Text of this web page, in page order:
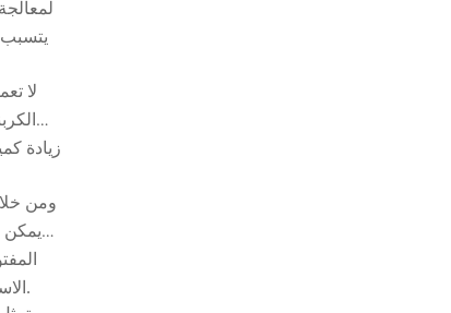
يتسبب
لا
يمكن
الاستخدام المفرط قد يزيد من معدل الخلايا المغلقة. ومن الضروري تحديد جرعة المحفز الأمثل من خلال التجارب لتحقيق أفضل أداء لمنتجات الرغوة.